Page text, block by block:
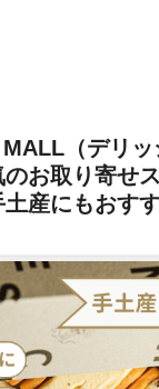
MALL（デリ
お取り寄せ
産にもおす